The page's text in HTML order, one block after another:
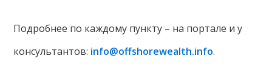
Подробнее по каждому пункту – на портале и у
консультантов: info@offshorewealth.info.